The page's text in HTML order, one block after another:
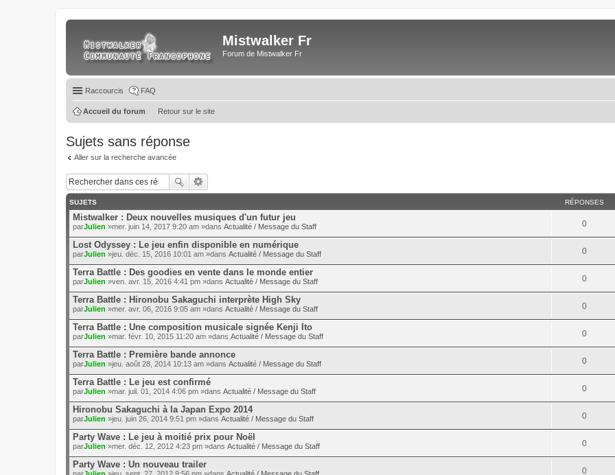
Mistwalker Fr
Forum de Mistwalker Fr
Raccourcis FAQ
Retour sur le site
Accueil du forum
Sujets sans réponse
Aller sur la recherche avancée
SUJETS RÉPONSES
Mistwalker : Deux nouvelles musiques d'un futur jeu
parJulien »mer. juin 14, 2017 9:20 am »dans Actualité / Message du Staff 0
Lost Odyssey : Le jeu enfin disponible en numérique
parJulien »jeu. déc. 15, 2016 10:01 am »dans Actualité / Message du Staff 0
Terra Battle : Des goodies en vente dans le monde entier
parJulien »ven. avr. 15, 2016 4:41 pm »dans Actualité / Message du Staff 0
Terra Battle : Hironobu Sakaguchi interprète High Sky
parJulien »mer. avr. 06, 2016 9:05 am »dans Actualité / Message du Staff 0
Terra Battle : Une composition musicale signée Kenji Ito
parJulien »mar. févr. 10, 2015 11:20 am »dans Actualité / Message du Staff 0
Terra Battle : Première bande annonce
parJulien »jeu. août 28, 2014 10:13 am »dans Actualité / Message du Staff 0
Terra Battle : Le jeu est confirmé
parJulien »mar. juil. 01, 2014 4:06 pm »dans Actualité / Message du Staff 0
Hironobu Sakaguchi à la Japan Expo 2014
parJulien »jeu. juin 26, 2014 9:51 pm »dans Actualité / Message du Staff 0
Party Wave : Le jeu à moitié prix pour Noël
parJulien »mer. déc. 12, 2012 4:23 pm »dans Actualité / Message du Staff 0
Party Wave : Un nouveau trailer
parJulien »jeu. sept. 27, 2012 9:56 pm »dans Actualité / Message du Staff 0